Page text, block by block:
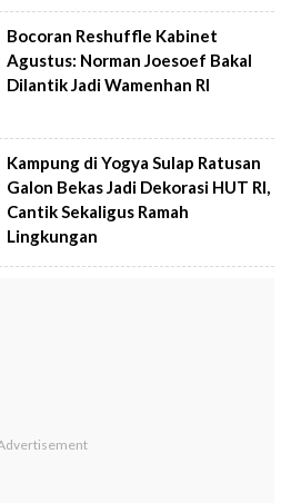
Bocoran Reshuffle Kabinet
Agustus: Norman Joesoef Bakal
Dilantik Jadi Wamenhan RI
Kampung di Yogya Sulap Ratusan
Galon Bekas Jadi Dekorasi HUT RI,
Cantik Sekaligus Ramah
Lingkungan